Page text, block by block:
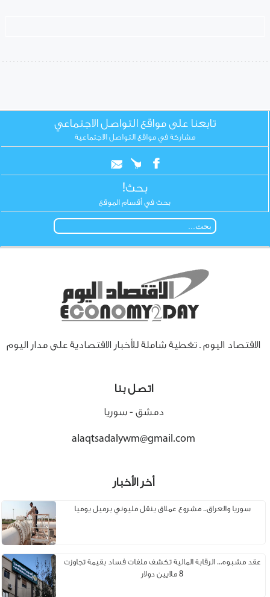
تابعنا على مواقع التواصل الاجتماعي
مشاركة في مواقع التواصل الاجتماعية
بحث!
بحث في أقسام الموقع
الاقتصاد اليوم ـ تغطية شاملة للأخبار الاقتصادية على مدار اليوم
اتصل بنا
دمشق - سوريا
alaqtsadalywm@gmail.com
أخر الأخبار
سوريا والعراق.. مشروع عملاق ينقل مليوني برميل يوميا
عقد مشبوه... الرقابة المالية تكشف ملفات فساد بقيمة تجاوزت
8 ملايين دولار